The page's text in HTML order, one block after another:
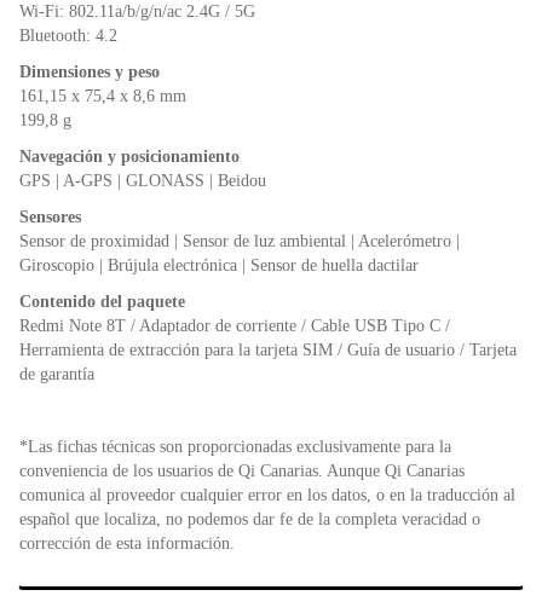
Wi-Fi: 802.11a/b/g/n/ac 2.4G / 5G
Bluetooth: 4.2
Dimensiones y peso
161,15 x 75,4 x 8,6 mm
199,8 g
Navegación y posicionamiento
GPS | A-GPS | GLONASS | Beidou
Sensores
Sensor de proximidad | Sensor de luz ambiental | Acelerómetro |
Giroscopio | Brújula electrónica | Sensor de huella dactilar
Contenido del paquete
Redmi Note 8T / Adaptador de corriente / Cable USB Tipo C /
Herramienta de extracción para la tarjeta SIM / Guía de usuario / Tarjeta
de garantía
*Las fichas técnicas son proporcionadas exclusivamente para la
conveniencia de los usuarios de Qi Canarias. Aunque Qi Canarias
comunica al proveedor cualquier error en los datos, o en la traducción al
español que localiza, no podemos dar fe de la completa veracidad o
corrección de esta información.